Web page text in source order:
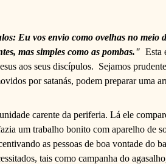
Eu vos envio como ovelhas no meio
mas simples como as pombas." Esta
aos seus discípulos. Sejamos
por satanás, podem preparar uma
carente da periferia. Lá ele
um trabalho bonito com aparelho de
as pessoas de boa vontade do
tais como campanha do